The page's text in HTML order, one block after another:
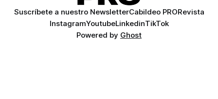
Suscríbete a nuestro NewsletterCabildeo PRORevista
InstagramYoutubeLinkedinTikTok
Powered by Ghost